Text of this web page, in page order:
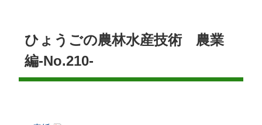
ひょうごの農林水産技術 農業
編-No.210-